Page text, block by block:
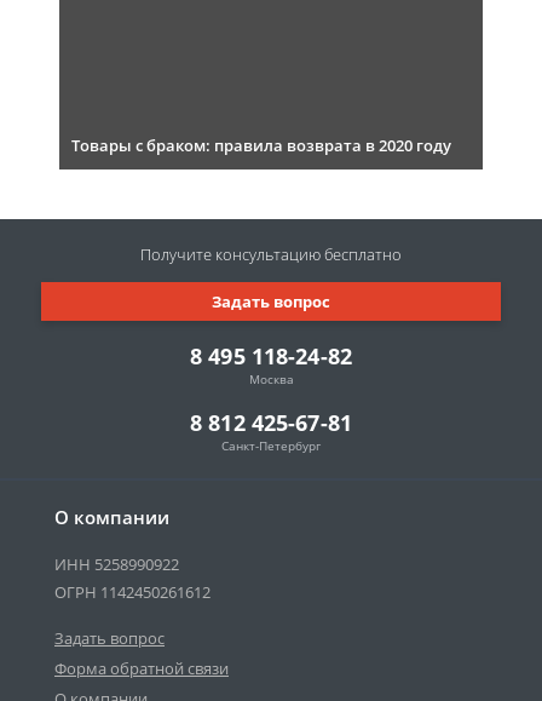
Товары с браком: правила возврата в 2020 году
О компании
ИНН 5258990922
ОГРН 1142450261612
Задать вопрос
Форма обратной связи
8 495 118-24-82
Москва
8 812 425-67-81
Санкт-Петербург
Задать вопрос
Получите консультациюбесплатно